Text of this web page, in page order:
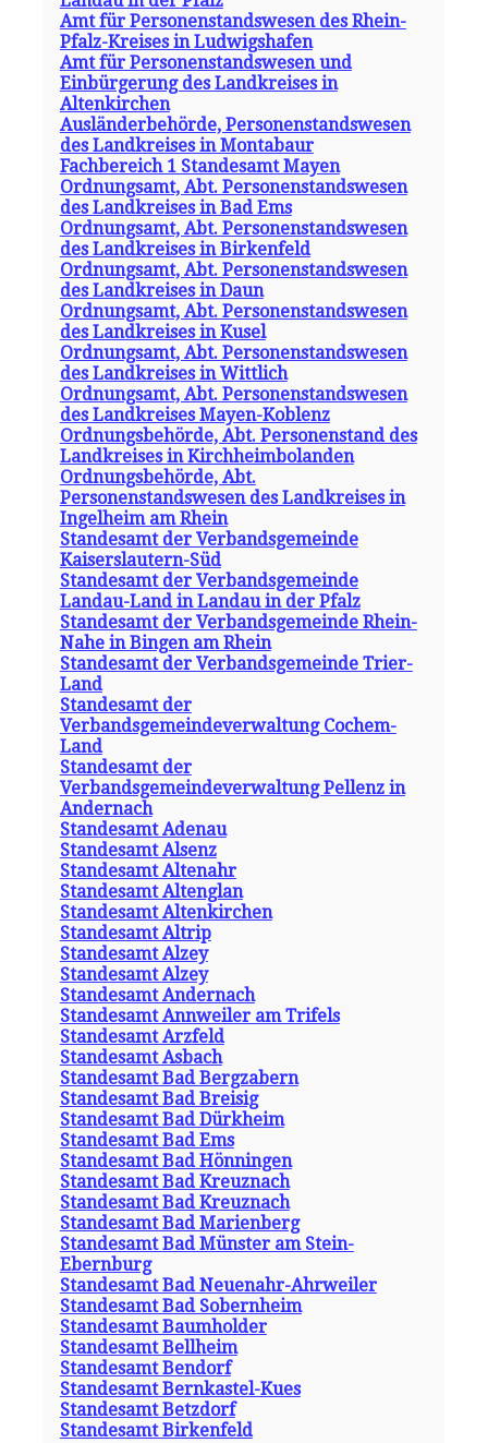
Amt für Personenstandswesen des Rhein-
Pfalz-Kreises in Ludwigshafen
Amt für Personenstandswesen und
Einbürgerung des Landkreises in
Altenkirchen
Ausländerbehörde, Personenstandswesen
des Landkreises in Montabaur
Fachbereich 1 Standesamt Mayen
Ordnungsamt, Abt. Personenstandswesen
des Landkreises in Bad Ems
Ordnungsamt, Abt. Personenstandswesen
des Landkreises in Birkenfeld
Ordnungsamt, Abt. Personenstandswesen
des Landkreises in Daun
Ordnungsamt, Abt. Personenstandswesen
des Landkreises in Kusel
Ordnungsamt, Abt. Personenstandswesen
des Landkreises in Wittlich
Ordnungsamt, Abt. Personenstandswesen
des Landkreises Mayen-Koblenz
Ordnungsbehörde, Abt. Personenstand des
Landkreises in Kirchheimbolanden
Ordnungsbehörde, Abt.
Personenstandswesen des Landkreises in
Ingelheim am Rhein
Standesamt der Verbandsgemeinde
Kaiserslautern-Süd
Standesamt der Verbandsgemeinde
Landau-Land in Landau in der Pfalz
Standesamt der Verbandsgemeinde Rhein-
Nahe in Bingen am Rhein
Standesamt der Verbandsgemeinde Trier-
Land
Standesamt der
Verbandsgemeindeverwaltung Cochem-
Land
Standesamt der
Verbandsgemeindeverwaltung Pellenz in
Andernach
Standesamt Adenau
Standesamt Alsenz
Standesamt Altenahr
Standesamt Altenglan
Standesamt Altenkirchen
Standesamt Altrip
Standesamt Alzey
Standesamt Alzey
Standesamt Andernach
Standesamt Annweiler am Trifels
Standesamt Arzfeld
Standesamt Asbach
Standesamt Bad Bergzabern
Standesamt Bad Breisig
Standesamt Bad Dürkheim
Standesamt Bad Ems
Standesamt Bad Hönningen
Standesamt Bad Kreuznach
Standesamt Bad Kreuznach
Standesamt Bad Marienberg
Standesamt Bad Münster am Stein-
Ebernburg
Standesamt Bad Neuenahr-Ahrweiler
Standesamt Bad Sobernheim
Standesamt Baumholder
Standesamt Bellheim
Standesamt Bendorf
Standesamt Bernkastel-Kues
Standesamt Betzdorf
Standesamt Birkenfeld